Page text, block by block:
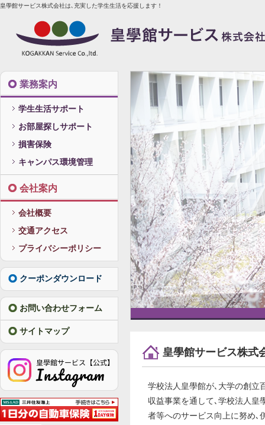
皇學館サービス株式会社は､充実した学生生活を応援します！
業務案内
学生生活サポート
お部屋探しサポート
損害保険
キャンパス環境管理
会社案内
会社概要
交通アクセス
プライバシーポリシー
クーポンダウンロード
お問い合わせフォーム
サイトマップ
皇學館サービス株式
学校法人皇學館が､大学の創立
収益事業を通して､学校法人皇
者等へのサービス向上に努め､